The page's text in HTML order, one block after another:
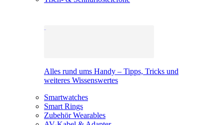
Alles rund ums Handy – Tipps, Tricks und
weiteres Wissenswertes
Smartwatches
Smart Rings
Zubehör Wearables